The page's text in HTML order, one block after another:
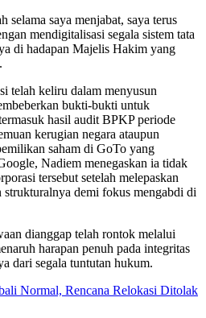
selama saya menjabat, saya terus
mendigitalisasi segala sistem tata
di hadapan Majelis Hakim yang
telah keliru dalam menyusun
bukti-bukti untuk
hasil audit BPKP periode
kerugian negara ataupun
saham di GoTo yang
Nadiem menegaskan ia tidak
tersebut setelah melepaskan
strukturalnya demi fokus mengabdi di
dianggap telah rontok melalui
harapan penuh pada integritas
dari segala tuntutan hukum.